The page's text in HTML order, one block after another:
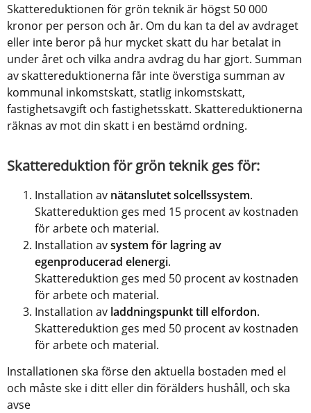
Skattereduktionen för grön teknik är högst 50 000
kronor per person och år. Om du kan ta del av avdraget
eller inte beror på hur mycket skatt du har betalat in
under året och vilka andra avdrag du har gjort. Summan
av skattereduktionerna får inte överstiga summan av
kommunal inkomstskatt, statlig inkomstskatt,
fastighetsavgift och fastighetsskatt. Skattereduktionerna
räknas av mot din skatt i en bestämd ordning.
Skattereduktion för grön teknik ges för:
Installation av nätanslutet solcellssystem.
Skattereduktion ges med 15 procent av kostnaden
för arbete och material.
Installation av system för lagring av
egenproducerad elenergi.
Skattereduktion ges med 50 procent av kostnaden
för arbete och material.
Installation av laddningspunkt till elfordon.
Skattereduktion ges med 50 procent av kostnaden
för arbete och material.
Installationen ska förse den aktuella bostaden med el
och måste ske i ditt eller din förälders hushåll, och ska
avse